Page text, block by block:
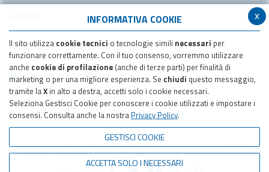
x
INFORMATIVA COOKIE
Il sito utilizza cookie tecnici o tecnologie simili necessari per
funzionare correttamente. Con il tuo consenso, vorremmo utilizzare
anche cookie di profilazione (anche di terze parti) per finalità di
marketing o per una migliore esperienza. Se chiudi questo messaggio,
tramite laX in alto a destra, accetti solo i cookie necessari.
Seleziona Gestisci Cookie per conoscere i cookie utilizzati e impostare i
consensi. Consulta anche la nostra Privacy Policy.
GESTISCI COOKIE
ACCETTA SOLO I NECESSARI
Dichiarazione di accessibilita'
Meccanismo di feedback
Pubblicazione obiettivi di accessibilita'
© 2024 Provincia di Agrigento - Tutti i diritti riservati